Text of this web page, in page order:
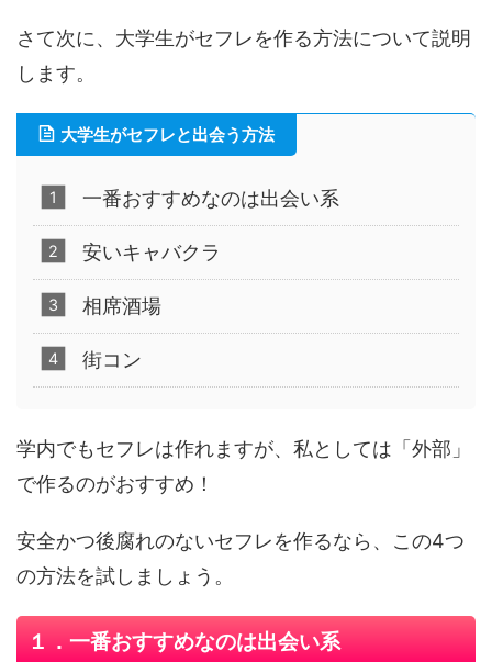
さて次に、大学生がセフレを作る方法について説明
します。
大学生がセフレと出会う方法
一番おすすめなのは出会い系
安いキャバクラ
相席酒場
街コン
学内でもセフレは作れますが、私としては「外部」
で作るのがおすすめ！
安全かつ後腐れのないセフレを作るなら、この4つ
の方法を試しましょう。
１．一番おすすめなのは出会い系